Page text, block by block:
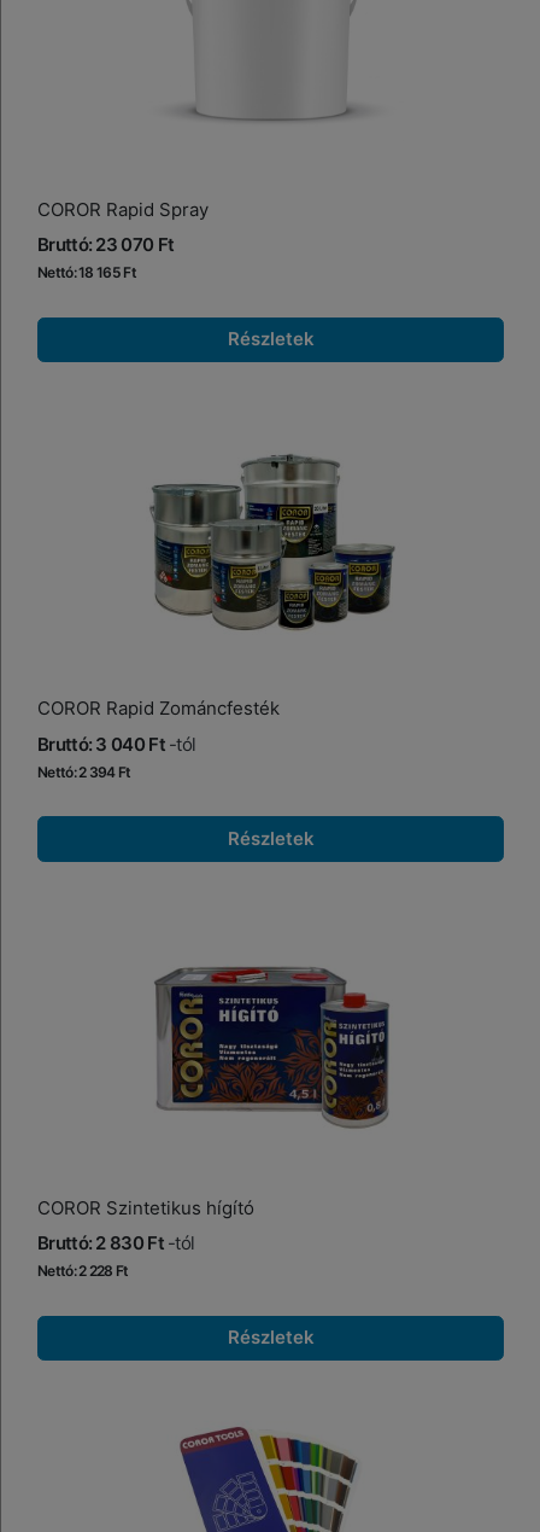
COROR Rapid Spray
Bruttó: 23 070 Ft
Nettó: 18 165 Ft
Részletek
COROR Rapid Zománcfesték
Bruttó: 3 040 Ft-tól
Nettó: 2 394 Ft
Részletek
COROR Szintetikus hígító
Bruttó: 2 830 Ft-tól
Nettó: 2 228 Ft
Részletek